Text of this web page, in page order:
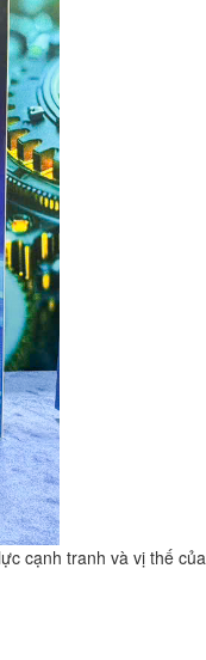
cạnh tranh và vị thế của